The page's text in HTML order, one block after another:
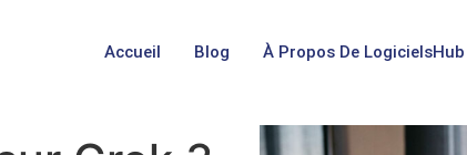
Accueil Blog À Propos De LogicielsHub